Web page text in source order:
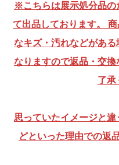
※こちらは展示処分品の
て出品しております。
なキズ・汚れなどがあ
なりますので返品・交
了承
思っていたイメージと
どといった理由での返